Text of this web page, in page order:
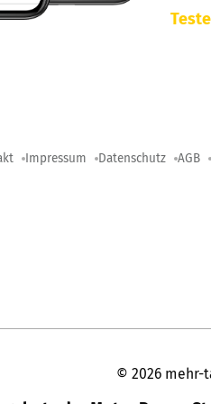
Impressum Datenschutz AGB
© 2026 mehr-